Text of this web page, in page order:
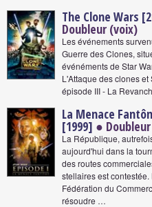
The Clone Wars
Doubleur (voix)
Les événements
Guerre des Clones,
événéments de Star
L'Attaque des clones et
épisode III - La
La Menace
[1999] ●
La République,
aujourd'hui dans la
des routes
stellaires est
Fédération du
résoudre …